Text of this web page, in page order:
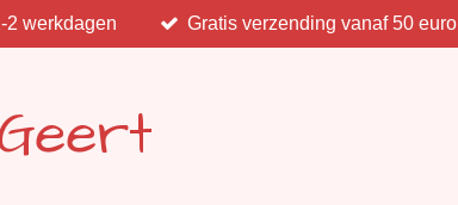
2 werkdagen Gratis verzending vanaf 50 euro